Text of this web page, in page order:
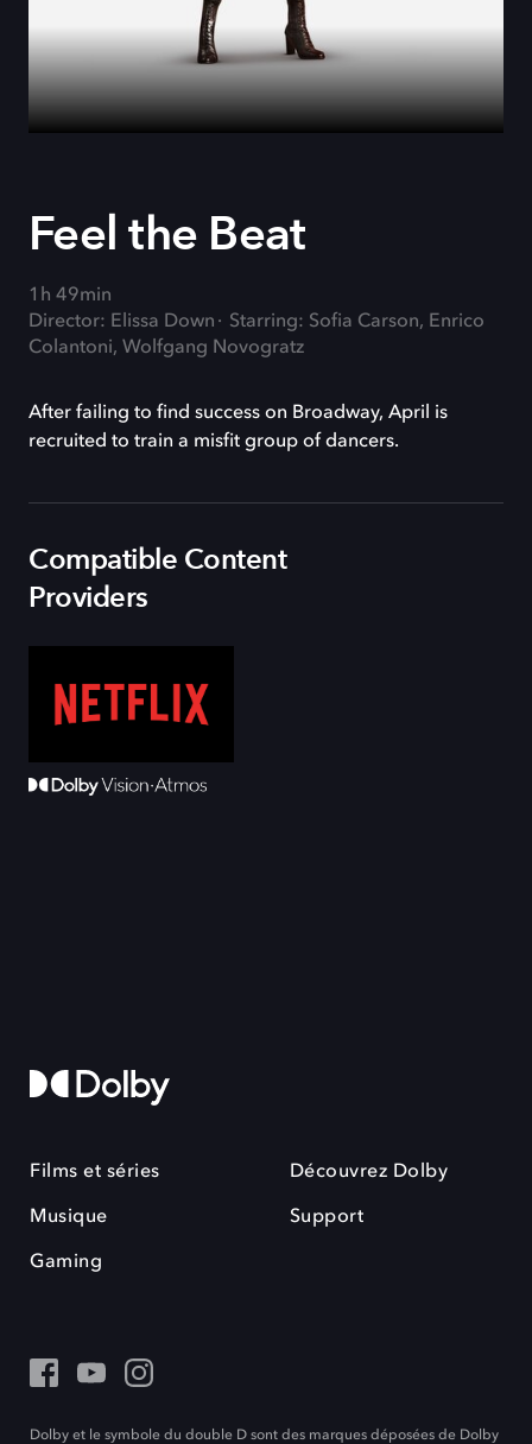
Feel the Beat
1h 49min
Director: Elissa Down
Starring: Sofia Carson, Enrico
Colantoni, Wolfgang Novogratz
After failing to find success on Broadway, April is
recruited to train a misfit group of dancers.
Compatible Content
Providers
Films et séries
Musique
Gaming
Découvrez Dolby
Support
Dolby et le symbole du double D sont des marques déposées de Dolby